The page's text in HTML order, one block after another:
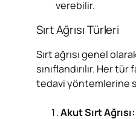
verebilir.
Sırt Ağrısı Türleri
Sırt ağrısı genel
sınıflandırılır. Her
tedavi yöntemlerine
Akut Sırt Ağrısı: